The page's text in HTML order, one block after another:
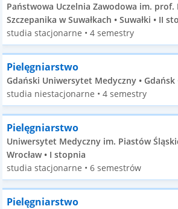
Państwowa Uczelnia Zawodowa im. prof.
Szczepanika w Suwałkach • Suwałki • II
studia stacjonarne • 4 semestry
Pielęgniarstwo
Gdański Uniwersytet Medyczny • Gdańsk
studia niestacjonarne • 4 semestry
Pielęgniarstwo
Uniwersytet Medyczny im. Piastów
Wrocław • I stopnia
studia stacjonarne • 6 semestrów
Pielęgniarstwo